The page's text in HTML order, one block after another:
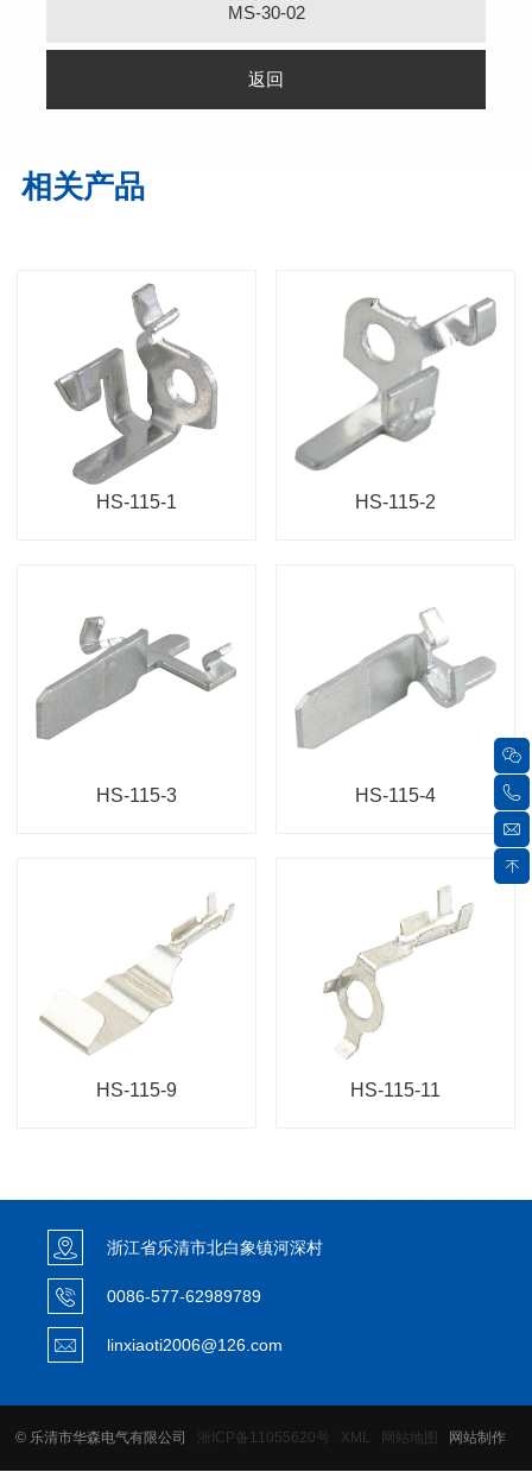
MS-30-02
返回
相关产品
HS-115-1 HS-115-2
HS-115-3 HS-115-4
HS-115-9 HS-115-11
浙江省乐清市北白象镇河深村
0086-577-62989789
linxiaoti2006@126.com
© 乐清市华森电气有限公司 浙ICP备11055620号 XML 网站地图 网站制作